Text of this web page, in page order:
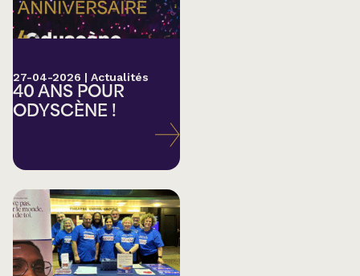
27-04-2026 | Actualités
40 ANS POUR
ODYSCÈNE !